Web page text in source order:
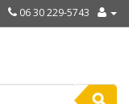
06 30 229-5743